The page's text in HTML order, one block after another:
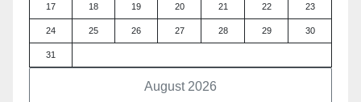
August 2026
17 18 19 20 21 22 23
24 25 26 27 28 29 30
31